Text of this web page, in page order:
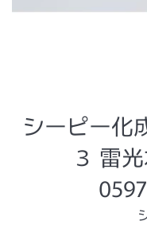
シーピー
３ 雷